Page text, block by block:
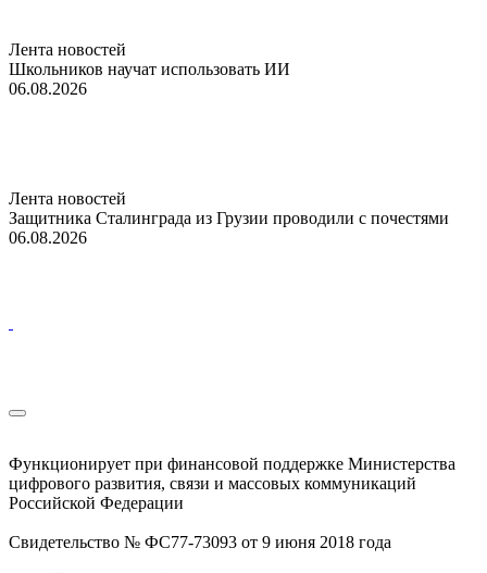
Лента новостей
Школьников научат использовать ИИ
06.08.2026
Лента новостей
Защитника Сталинграда из Грузии проводили с почестями
06.08.2026
Функционирует при финансовой поддержке Министерства
цифрового развития, связи и массовых коммуникаций
Российской Федерации
Свидетельство № ФС77-73093 от 9 июня 2018 года